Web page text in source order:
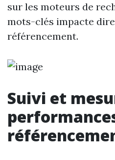
sur les moteurs de
mots-clés impacte
référencement.
Suivi et